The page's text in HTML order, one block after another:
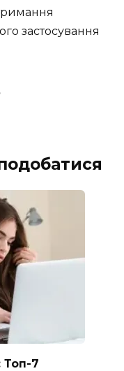
застосування
Топ-7